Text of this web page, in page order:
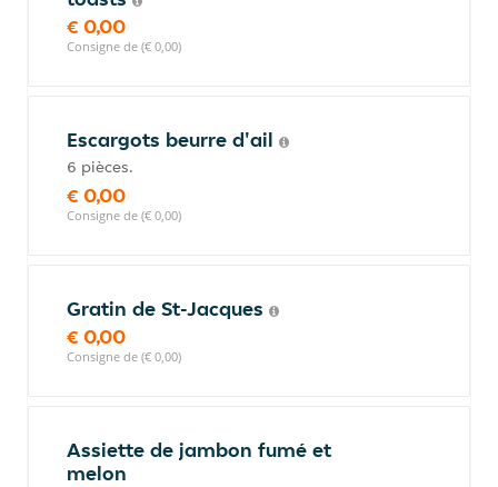
€ 0,00
Consigne de (€ 0,00)
Escargots beurre d'ail
6 pièces.
€ 0,00
Consigne de (€ 0,00)
Gratin de St-Jacques
€ 0,00
Consigne de (€ 0,00)
Assiette de jambon fumé et
melon